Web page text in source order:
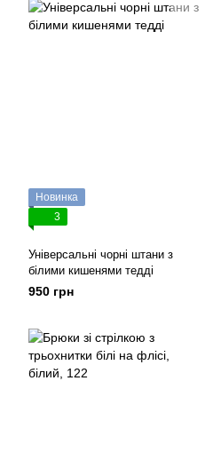
Новинка
3
Універсальні чорні штани з
білими кишенями тедді
950 грн